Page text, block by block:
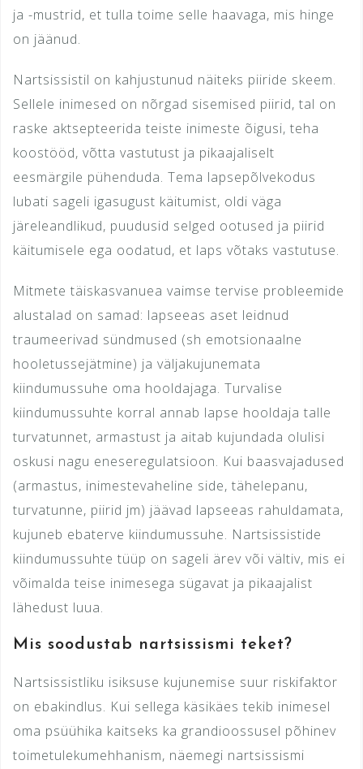
ja -mustrid, et tulla toime selle haavaga, mis hinge
on jäänud.
Nartsissistil on kahjustunud näiteks piiride skeem.
Sellele inimesed on nõrgad sisemised piirid, tal on
raske aktsepteerida teiste inimeste õigusi, teha
koostööd, võtta vastutust ja pikaajaliselt
eesmärgile pühenduda. Tema lapsepõlvekodus
lubati sageli igasugust käitumist, oldi väga
järeleandlikud, puudusid selged ootused ja piirid
käitumisele ega oodatud, et laps võtaks vastutuse.
Mitmete täiskasvanuea vaimse tervise probleemide
alustalad on samad: lapseeas aset leidnud
traumeerivad sündmused (sh emotsionaalne
hooletussejätmine) ja väljakujunemata
kiindumussuhe oma hooldajaga. Turvalise
kiindumussuhte korral annab lapse hooldaja talle
turvatunnet, armastust ja aitab kujundada olulisi
oskusi nagu eneseregulatsioon. Kui baasvajadused
(armastus, inimestevaheline side, tähelepanu,
turvatunne, piirid jm) jäävad lapseeas rahuldamata,
kujuneb ebaterve kiindumussuhe. Nartsissistide
kiindumussuhte tüüp on sageli ärev või vältiv, mis ei
võimalda teise inimesega sügavat ja pikaajalist
lähedust luua.
Mis soodustab nartsissismi teket?
Nartsissistliku isiksuse kujunemise suur riskifaktor
on ebakindlus. Kui sellega käsikäes tekib inimesel
oma psüühika kaitseks ka grandioossusel põhinev
toimetulekumehhanism, näemegi nartsissismi